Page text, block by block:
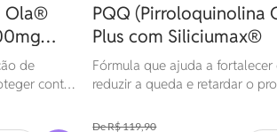
Ola®
de
contra
e
PQQ (Pirroloquinolina
Plus com Siliciumax®
Fórmula que ajuda a fortalecer
reduzir a queda e retardar o
R$ 119,90